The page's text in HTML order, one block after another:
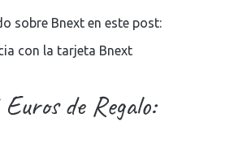
sobre Bnext en este post:
con la tarjeta Bnext
de Regalo: